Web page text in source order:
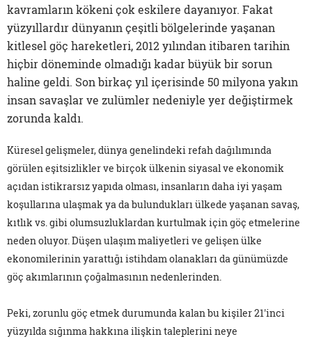
kavramların kökeni çok eskilere dayanıyor. Fakat
yüzyıllardır dünyanın çeşitli bölgelerinde yaşanan
kitlesel göç hareketleri, 2012 yılından itibaren tarihin
hiçbir döneminde olmadığı kadar büyük bir sorun
haline geldi. Son birkaç yıl içerisinde 50 milyona yakın
insan savaşlar ve zulümler nedeniyle yer değiştirmek
zorunda kaldı.
Küresel gelişmeler, dünya genelindeki refah dağılımında
görülen eşitsizlikler ve birçok ülkenin siyasal ve ekonomik
açıdan istikrarsız yapıda olması, insanların daha iyi yaşam
koşullarına ulaşmak ya da bulundukları ülkede yaşanan savaş,
kıtlık vs. gibi olumsuzluklardan kurtulmak için göç etmelerine
neden oluyor. Düşen ulaşım maliyetleri ve gelişen ülke
ekonomilerinin yarattığı istihdam olanakları da günümüzde
göç akımlarının çoğalmasının nedenlerinden.
Peki, zorunlu göç etmek durumunda kalan bu kişiler 21'inci
yüzyılda sığınma hakkına ilişkin taleplerini neye